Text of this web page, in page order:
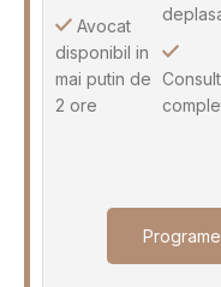
Avocat
disponibil in
mai putin de
2 ore